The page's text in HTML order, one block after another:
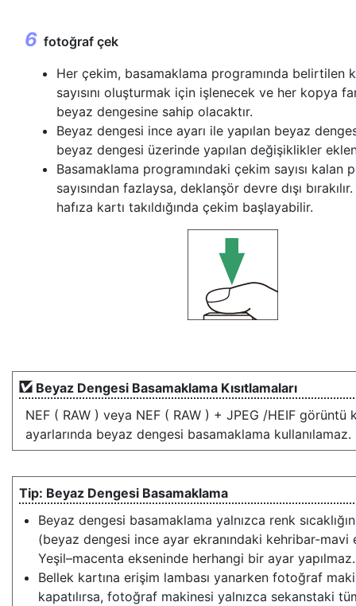
fotoğraf çek
Her çekim, basamaklama programında belirtilen
sayısını oluşturmak için işlenecek ve her kopya
beyaz dengesine sahip olacaktır.
Beyaz dengesi ince ayarı ile yapılan beyaz
beyaz dengesi üzerinde yapılan değişiklikler
Basamaklama programındaki çekim sayısı kalan
sayısından fazlaysa, deklanşör devre dışı
hafıza kartı takıldığında çekim başlayabilir.
Beyaz Dengesi Basamaklama Kısıtlamaları
NEF ( RAW ) veya NEF ( RAW ) + JPEG /HEIF görüntü
ayarlarında beyaz dengesi basamaklama kullanılamaz.
Beyaz Dengesi Basamaklama
Beyaz dengesi basamaklama yalnızca renk
(beyaz dengesi ince ayar ekranındaki kehribar-mavi
Yeşil–macenta ekseninde herhangi bir ayar yapılmaz.
Bellek kartına erişim lambası yanarken fotoğraf
kapatılırsa, fotoğraf makinesi yalnızca sekanstaki